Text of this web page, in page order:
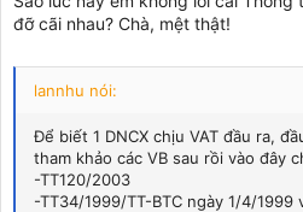
đỡ cãi nhau? Chà, mệt thật!
lannhu nói:
Để biết 1 DNCX chịu VAT đầu ra,
tham khảo các VB sau rồi vào đây
-TT120/2003
-TT34/1999/TT-BTC ngày 1/4/